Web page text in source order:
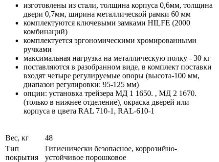
изготовлены из стали, толщина корпуса 0,6мм, толщина
двери 0,7мм, ширина металлической рамки 60 мм
комплектуются ключевыми замками HILFE (2000
комбинаций)
комплектуется эргономическими хромированными
ручками
максимальная нагрузка на металлическую полку - 30 кг
поставляются в разобранном виде, в комплект поставки
входят четыре регулируемые опоры (высота-100 мм,
диапазон регулировки: 95-125 мм)
опции: установка трейзера МД 1 1650. , МД 2 1670.
(только в нижнее отделение), окраска дверей или
корпуса в цвета RAL 710-1, RAL-610-1
Вес, кг
48
Тип
покрытия
Гигиенически безопасное, коррозийно-
устойчивое порошковое